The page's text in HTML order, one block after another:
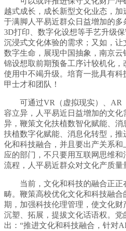
越式成长，成长新型文化业态，
于满脚人平易近群众日益增加的
3D打印、数字化设想等手艺升级
沉浸式文化体验的需求；又如，
数字生命，展现中国抽象，南京
锦设想取前期预备工序计较机化
使用中不竭升级。培育一批具有
甲士才和团队！
可通过VR（虚拟现实）、AR
容立异，人平易近日益增加的文
异，鞭策文化扶植数智化赋能、
扶植数字化赋能、消息化转型，推
化和科技融合，并且要出产关系
应的部门，不只要用互联网思维
流程，人平易近群众对文化产质量
当前，文化和科技的融合正正
畴。鞭策高校优化文化和科技融合
期，加强科技伦理管理，使文化财
沉塑、拓展，提拔文化话语权。
出：“推进文化和科技融合，针对